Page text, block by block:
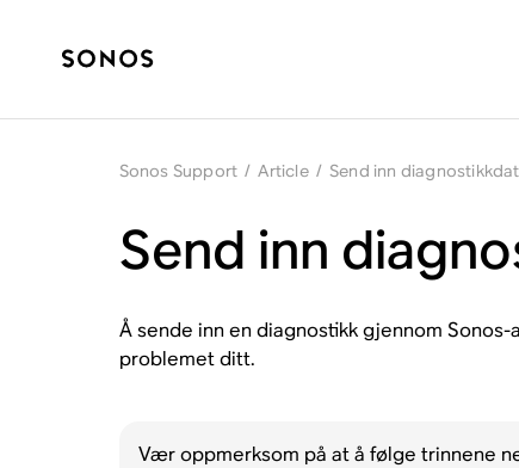
Sonos Support / Article / Send inn
Send inn
Å sende inn en diagnostikk gjennom
problemet ditt.
Vær oppmerksom på at å følge trinnene